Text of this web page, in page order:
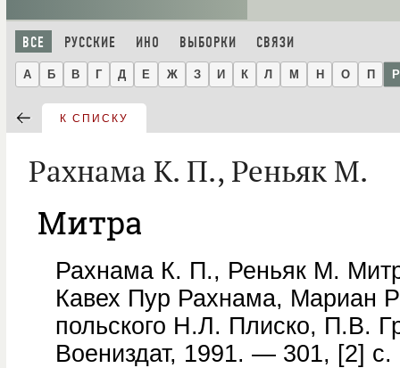
ВСЕ РУССКИЕ ИНО ВЫБОРКИ СВЯЗИ
А Б В Г Д Е Ж З И К Л М Н О П Р
К СПИСКУ
Рахнама К. П., Реньяк М.
Митра
Рахнама К. П., Реньяк М.
Кавех Пур Рахнама, Мариан
польского Н.Л. Плиско, П.В.
Воениздат, 1991. — 301, [2]